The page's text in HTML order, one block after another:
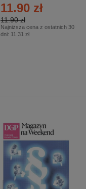
11.90 zł
11.90 zł
Najniższa cena z ostatnich 30
dni: 11.31 zł